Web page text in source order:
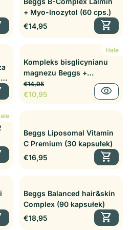
+ Myo-Inozytol (60 cps.)
Cena regularna
€14,95 shopping_cart
Hale
Kompleks bisglicynianu
magnezu Beggs +
witaminy B6 P5P (60
kapsułek)
Cena regularna
€14,95
Cena sprzedaży
€10,95
visibility
Beggs Liposomal Vitamin
C Premium (30 kapsułek)
Cena regularna
€16,95 shopping_cart
Beggs Balanced hair&skin
Complex (90 kapsułek)
Cena regularna
€18,95 shopping_cart